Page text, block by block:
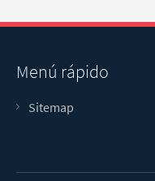
Menú rápido
Sitemap